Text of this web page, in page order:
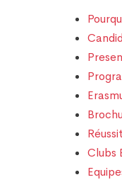
Clubs